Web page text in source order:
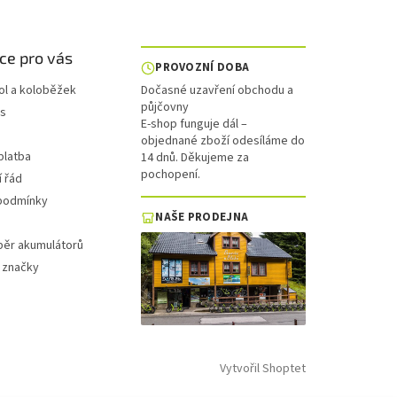
pro vás
a koloběžek
řád
akumulátorů
PROVOZNÍ DOBA
Dočasné uzavření obchodu a
půjčovny
E-shop funguje dál –
objednané zboží odesíláme do
14 dnů. Děkujeme za
pochopení.
NAŠE PRODEJNA
Vytvořil Shoptet